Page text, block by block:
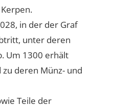
in der der Graf
unter deren
Um 1300 erhält
deren Münz- und
Teile der